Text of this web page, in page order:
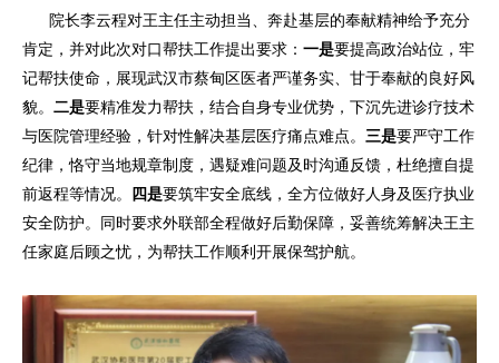
院长李云程对王主任主动担当、奔赴基层的奉献精神给予充分
肯定，并对此次对口帮扶工作提出要求： 一是要提高政治站位，牢
记帮扶使命，展现武汉市蔡甸区医者严谨务实、甘于奉献的良好风
貌。 二是要精准发力帮扶，结合自身专业优势，下沉先进诊疗技术
与医院管理经验，针对性解决基层医疗痛点难点。 三是要严守工作
纪律，恪守当地规章制度，遇疑难问题及时沟通反馈，杜绝擅自提
前返程等情况。
四是要筑牢安全底线，全方位做好人身及医疗执业
安全防护。同时要求外联部全程做好后勤保障，妥善统筹解决王主
任家庭后顾之忧，为帮扶工作顺利开展保驾护航。